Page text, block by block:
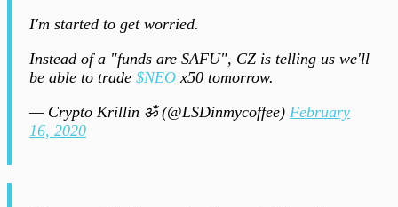
I'm started to get worried.
Instead of a "funds are SAFU", CZ is telling us we'll
be able to trade $NEO x50 tomorrow.
— Crypto Krillin ॐ (@LSDinmycoffee) February
16, 2020